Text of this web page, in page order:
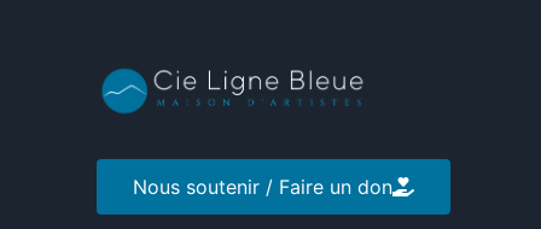
Nous soutenir / Faire un don